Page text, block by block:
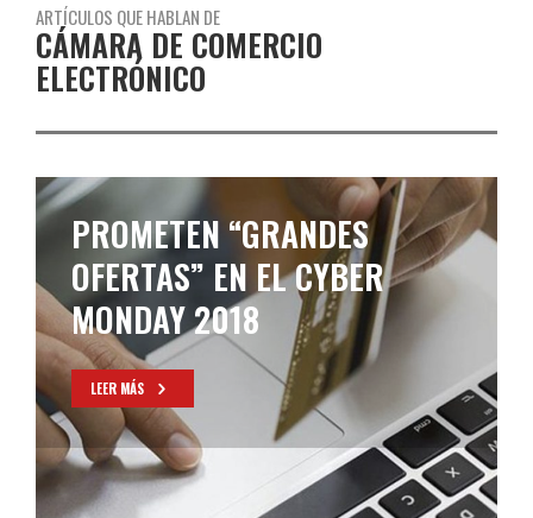
ARTÍCULOS QUE HABLAN DE
CÁMARA DE COMERCIO
ELECTRÓNICO
PROMETEN “GRANDES
OFERTAS” EN EL CYBER
MONDAY 2018
LEER MÁS